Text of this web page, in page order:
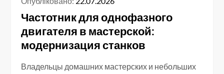
Частотник для однофазного
двигателя в мастерской:
модернизация станков
Владельцы домашних мастерских и небольших